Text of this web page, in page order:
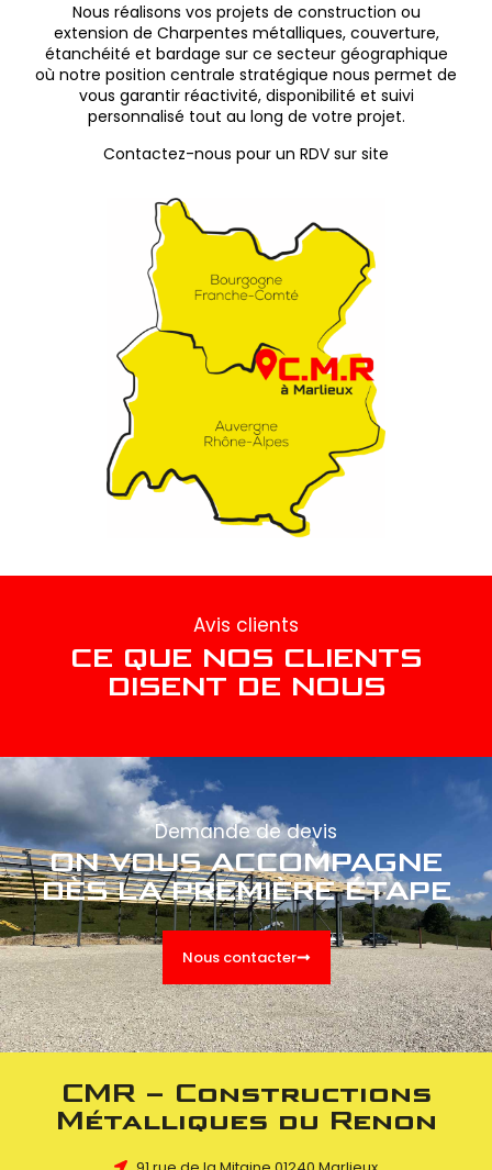
Nous réalisons vos projets de construction ou
extension de Charpentes métalliques, couverture,
étanchéité et bardage sur ce secteur géographique
où notre position centrale stratégique nous permet de
vous garantir réactivité, disponibilité et suivi
personnalisé tout au long de votre projet.
Contactez-nous pour un RDV sur site
Avis clients
CE QUE NOS CLIENTS
DISENT DE NOUS
Demande de devis
ON VOUS ACCOMPAGNE
DÈS LA PREMIÈRE ÉTAPE
Nous contacter
CMR – Constructions
Métalliques du Renon